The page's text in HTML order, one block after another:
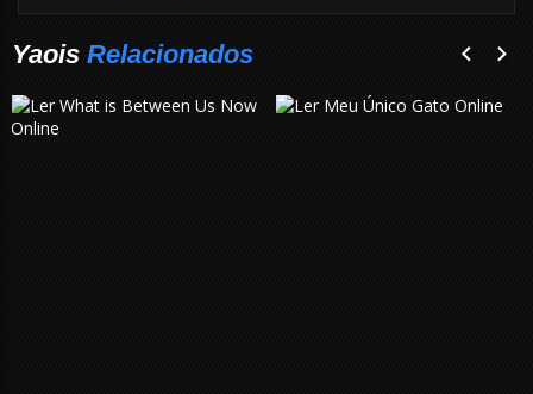
Yaois Relacionados